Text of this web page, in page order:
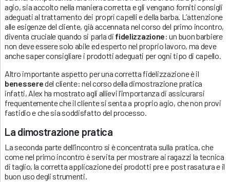
agio, sia accolto nella maniera corretta e gli vengano forniti consigli
adeguati al trattamento dei propri capelli e della barba. L’attenzione
alle esigenze del cliente, già accennata nel corso del primo incontro,
diventa cruciale quando si parla di fidelizzazione: un buon barbiere
non deve essere solo abile ed esperto nel proprio lavoro, ma deve
anche saper consigliare i prodotti adeguati per ogni tipo di capello.
Altro importante aspetto per una corretta fidelizzazione è il
benesseredel cliente: nel corso della dimostrazione pratica
infatti, Alex ha mostrato agli allievi l’importanza di assicurarsi
frequentemente che il cliente si senta a proprio agio, che non provi
fastidio e che sia soddisfatto del processo.
La dimostrazione pratica
La seconda parte dell’incontro si è concentrata sulla pratica, che
come nel primo incontro è servita per mostrare ai ragazzi la tecnica
di taglio, la corretta applicazione dei prodotti pre e post rasatura e il
buon uso degli strumenti.